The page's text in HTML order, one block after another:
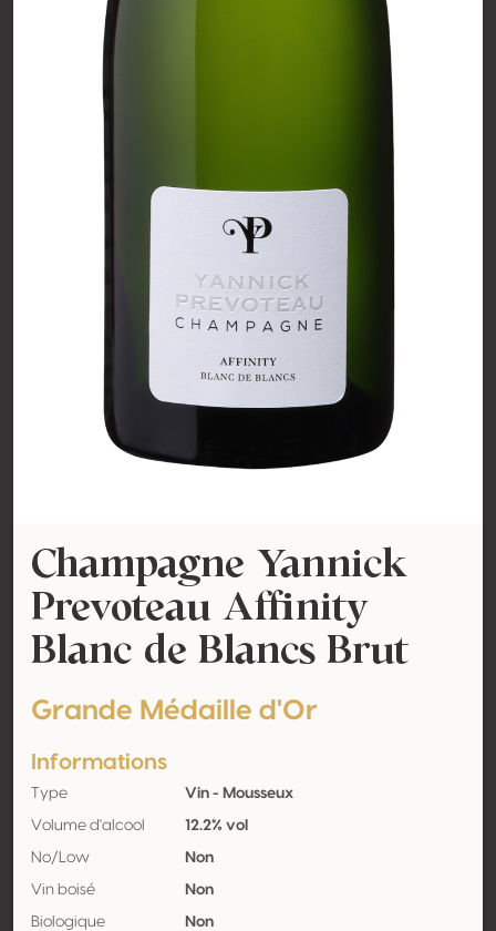
Champagne Yannick
Prevoteau Affinity
Blanc de Blancs Brut
Grande Médaille d'Or
Informations
Type Vin - Mousseux
Volume d'alcool 12.2% vol
No/Low Non
Vin boisé Non
Biologique Non